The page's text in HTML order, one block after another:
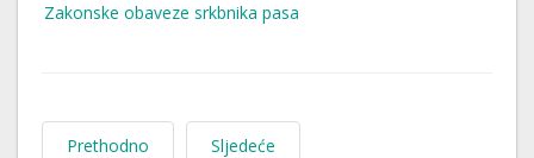
Zakonske obaveze srkbnika pasa
Prethodno Sljedeće